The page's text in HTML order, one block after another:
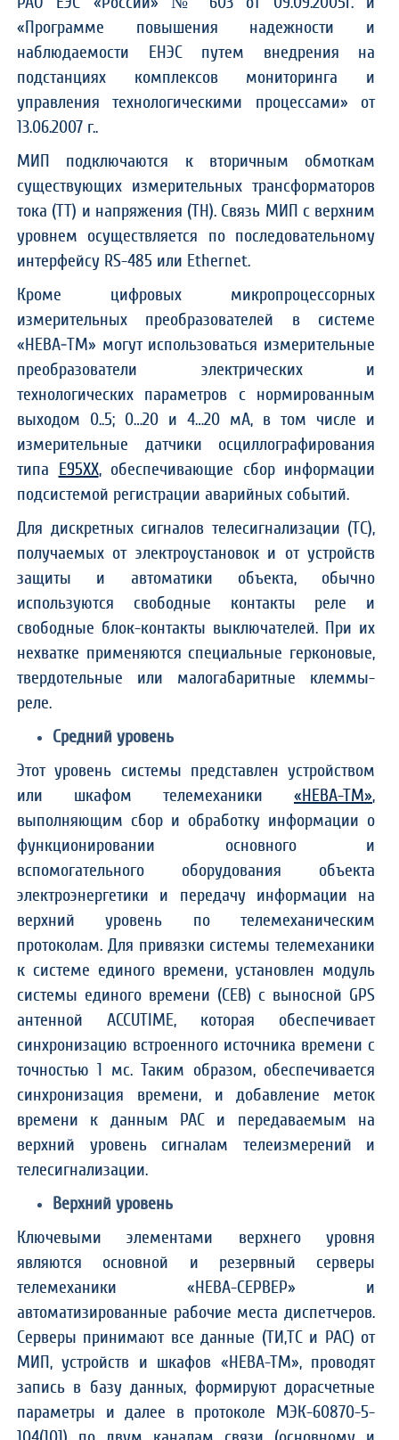
«Программе повышения надежности и
наблюдаемости ЕНЭС путем внедрения на
подстанциях комплексов мониторинга и
управления технологическими процессами» от
13.06.2007 г..
МИП подключаются к вторичным обмоткам
существующих измерительных трансформаторов
тока (ТТ) и напряжения (ТН). Связь МИП с верхним
уровнем осуществляется по последовательному
интерфейсу RS-485 или Ethernet.
Кроме цифровых микропроцессорных
измерительных преобразователей в системе
«НЕВА‑ТМ» могут использоваться измерительные
преобразователи электрических и
технологических параметров с нормированным
выходом 0..5; 0…20 и 4…20 мА, в том числе и
измерительные датчики осциллографирования
типа
Е95ХХ, обеспечивающие сбор информации
подсистемой регистрации аварийных событий.
Для дискретных сигналов телесигнализации (ТС),
получаемых от электроустановок и от устройств
защиты и автоматики объекта, обычно
используются свободные контакты реле и
свободные блок-контакты выключателей. При их
нехватке применяются специальные герконовые,
твердотельные или малогабаритные клеммы-
реле.
Средний уровень
Этот уровень системы представлен устройством
или шкафом телемеханики «НЕВА-ТМ»,
выполняющим сбор и обработку информации о
функционировании основного и
вспомогательного оборудования объекта
электроэнергетики и передачу информации на
верхний уровень по телемеханическим
протоколам. Для привязки системы телемеханики
к системе единого времени, установлен модуль
системы единого времени (СЕВ) с выносной GPS
антенной ACCUTIME, которая обеспечивает
синхронизацию встроенного источника времени с
точностью 1 мс. Таким образом, обеспечивается
синхронизация времени, и добавление меток
времени к данным РАС и передаваемым на
верхний уровень сигналам телеизмерений и
телесигнализации.
Верхний уровень
Ключевыми элементами верхнего уровня
являются основной и резервный серверы
телемеханики «НЕВА-СЕРВЕР» и
автоматизированные рабочие места диспетчеров.
Серверы принимают все данные (ТИ,ТС и РАС) от
МИП, устройств и шкафов «НЕВА-ТМ», проводят
запись в базу данных, формируют дорасчетные
параметры и далее в протоколе МЭК-60870-5-